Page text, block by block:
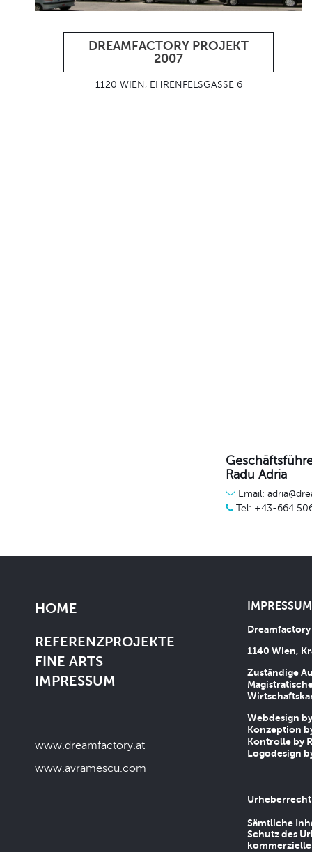
DREAMFACTORY PROJEKT
2007
1120 WIEN, EHRENFELSGASSE 6
Radu Adria
Email:
Tel: +43-664
HOME
REFERENZPROJEKTE
FINE ARTS
IMPRESSUM
www.dreamfactory.at
www.avramescu.com
1140 Wien,
Zuständige
Webdesign
Konzeption
Kontrolle by
Logodesign
Urheberrecht
Sämtliche
Schutz des